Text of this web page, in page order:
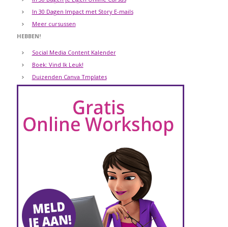
In 30 Dagen Impact met Story E-mails
Meer cursussen
HEBBEN!
Social Media Content Kalender
Boek: Vind Ik Leuk!
Duizenden Canva Tmplates